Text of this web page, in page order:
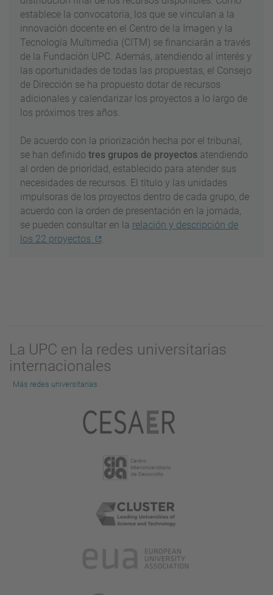
establece la convocatoria, los que se vinculan a la
innovación docente en el Centro de la Imagen y la
Tecnología Multimedia (CITM) se financiarán a través
de la Fundación UPC. Además, atendiendo al interés y
las oportunidades de todas las propuestas, el Consejo
de Dirección se ha propuesto dotar de recursos
adicionales y calendarizar los proyectos a lo largo de
los próximos tres años.
De acuerdo con la priorización hecha por el tribunal,
se han definido tres grupos de proyectos atendiendo
al orden de prioridad, establecido para atender sus
necesidades de recursos. El título y las unidades
impulsoras de los proyectos dentro de cada grupo, de
acuerdo con la orden de presentación en la jornada,
se pueden consultar en la relación y descripción de
los 22 proyectos
.
La UPC en la redes universitarias
internacionales
Más redes universitarias